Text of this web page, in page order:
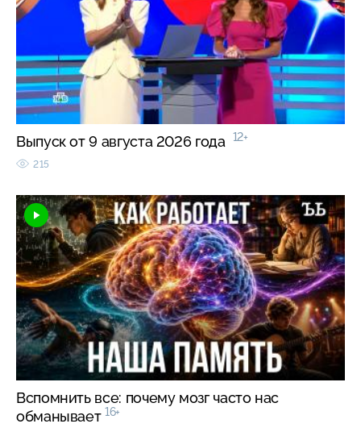
Выпуск от 9 августа 2026 года 12+
215
Вспомнить все: почему мозг часто нас
обманывает 16+